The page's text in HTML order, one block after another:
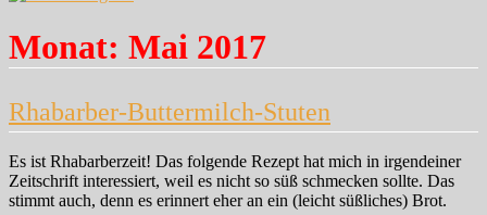
Monat: Mai 2017
Rhabarber-Buttermilch-Stuten
Es ist Rhabarberzeit! Das folgende Rezept hat mich in irgendeiner
Zeitschrift interessiert, weil es nicht so süß schmecken sollte. Das
stimmt auch, denn es erinnert eher an ein (leicht süßliches) Brot.